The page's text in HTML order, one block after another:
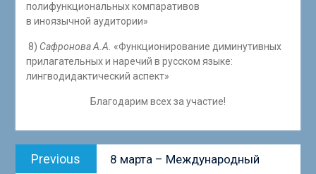
полифункциональных компаративов
в иноязычной аудитории»
8) Сафронова А.А. «Функционирование диминутивных
прилагательных и наречий в русском языке:
лингводидактический аспект»
Благодарим всех за участие!
Навигация
Previous
post:
8 марта – Международный